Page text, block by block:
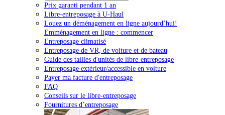
Prix garanti pendant 1 an
Libre-entreposage à U-Haul
Louez un déménagement en ligne aujourd’hui!
Emménagement en ligne : commencer
Entreposage climatisé
Entreposage de VR, de voiture et de bateau
Guide des tailles d'unités de libre-entreposage
Entreposage extérieur/accessible en voiture
Payer ma facture d'entreposage
FAQ
Conseils sur le libre-entreposage
Fournitures d’entreposage